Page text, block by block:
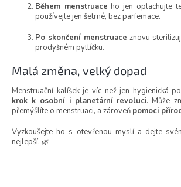
Během menstruace ho jen oplachujte
používejte jen šetrné, bez parfemace.
Po skončení menstruace znovu
prodyšném pytlíčku.
Malá změna, velký dopad
Menstruační kalíšek je víc než jen hygienická
krok k osobní i planetární revoluci. Může
přemýšlíte o menstruaci, a zároveň pomoci
Vyzkoušejte ho s otevřenou myslí a dejte
nejlepší. 🌿